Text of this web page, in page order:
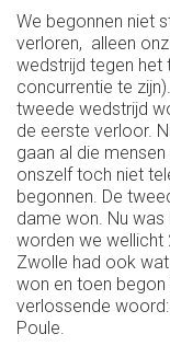
We begonnen niet
verloren, alleen
wedstrijd tegen het
concurrentie te
tweede wedstrijd
de eerste verloor.
gaan al die
onszelf toch niet
begonnen. De
dame won. Nu
worden we wellicht
Zwolle had ook
won en toen begon
verlossende
Poule.